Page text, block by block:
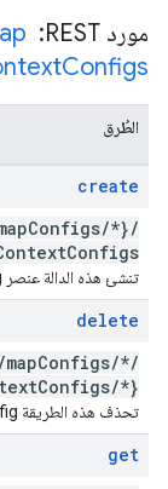
مورد REST: ‏
Configs
الطُرق
create
Configs/*}/
Configs
تنشئ هذه الدالة عنصر MapContextConfig.
delete
/mapConfigs/*/
Configs/*}
تحذف هذه الطريقة MapContextConfig.
get